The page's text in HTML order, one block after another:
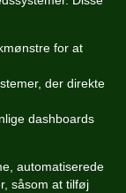
for at
der direkte
dashboards
automatiserede
såsom at tilføj